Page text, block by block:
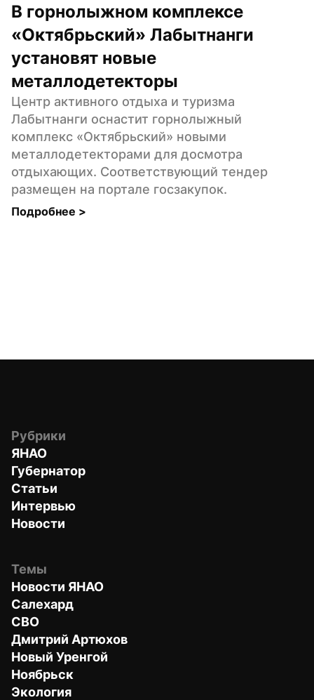
В горнолыжном комплексе
«Октябрьский» Лабытнанги
установят новые
металлодетекторы
Центр активного отдыха и туризма
Лабытнанги оснастит горнолыжный
комплекс «Октябрьский» новыми
металлодетекторами для досмотра
отдыхающих. Соответствующий тендер
размещен на портале госзакупок.
Подробнее >
Рубрики
ЯНАО
Губернатор
Статьи
Интервью
Новости
Темы
Новости ЯНАО
Салехард
СВО
Дмитрий Артюхов
Новый Уренгой
Ноябрьск
Экология